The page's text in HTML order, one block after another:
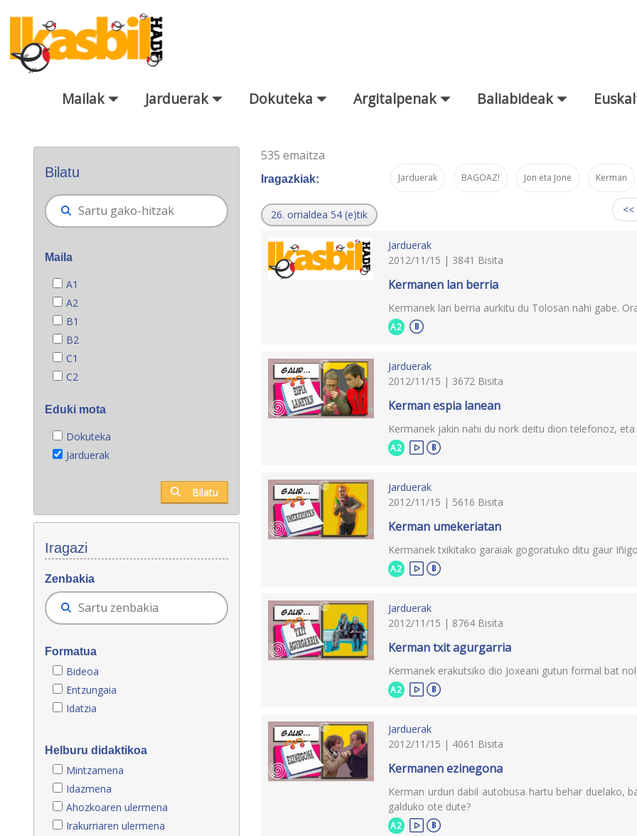
Eduki nagusira joan
Mailak Jarduerak Dokuteka Argitalpenak Baliabideak
Bilatu
Maila
A1
A2
B1
B2
C1
C2
Eduki mota
Dokuteka
Jarduerak
Bilatu
Iragazi
Zenbakia
Formatua
Bideoa
Entzungaia
Idatzia
Helburu didaktikoa
Mintzamena
Idazmena
Ahozkoaren ulermena
Irakurriaren ulermena
535 emaitza
Iragazkiak: Jarduerak BAGOAZ! Jon eta Jone Kerman
26. orrialdea 54 (e)tik
Jarduerak
2012/11/15 | 3841 Bisita
Kermanen lan berria
Kermanek lan berria aurkitu du Tolosan nahi gabe.
A2
Jarduerak
2012/11/15 | 3672 Bisita
Kerman espia lanean
Kermanek jakin nahi du nork deitu dion telefonoz,
A2
Jarduerak
2012/11/15 | 5616 Bisita
Kerman umekeriatan
Kermanek txikitako garaiak gogoratuko ditu gaur
A2
Jarduerak
2012/11/15 | 8764 Bisita
Kerman txit agurgarria
Kermanek erakutsiko dio Joxeani gutun formal bat
A2
Jarduerak
2012/11/15 | 4061 Bisita
Kermanen ezinegona
Kerman urduri dabil autobusa hartu behar duelako,
galduko ote dute?
A2